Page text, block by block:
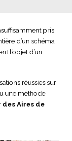
pris
d’un schéma
l’objet d’un
réussies sur
une méthode
Aires de